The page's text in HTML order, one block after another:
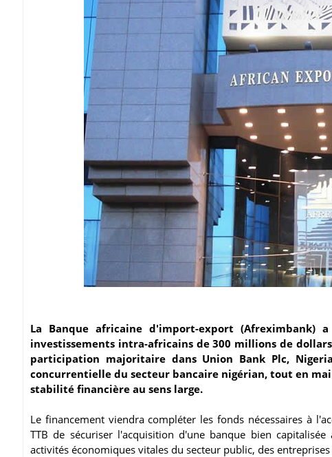
La Banque africaine d'import-export
investissements intra-africains de 300 millions de
participation majoritaire dans Union Bank Plc,
concurrentielle du secteur bancaire nigérian, tout en
stabilité financière au sens large.
Le financement viendra compléter les fonds nécessaires à
TTB de sécuriser l'acquisition d'une banque bien
activités économiques vitales du secteur public, des